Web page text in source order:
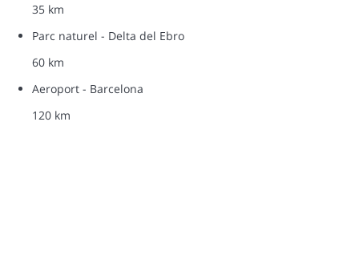
35 km
Parc naturel - Delta del Ebro
60 km
Aeroport - Barcelona
120 km